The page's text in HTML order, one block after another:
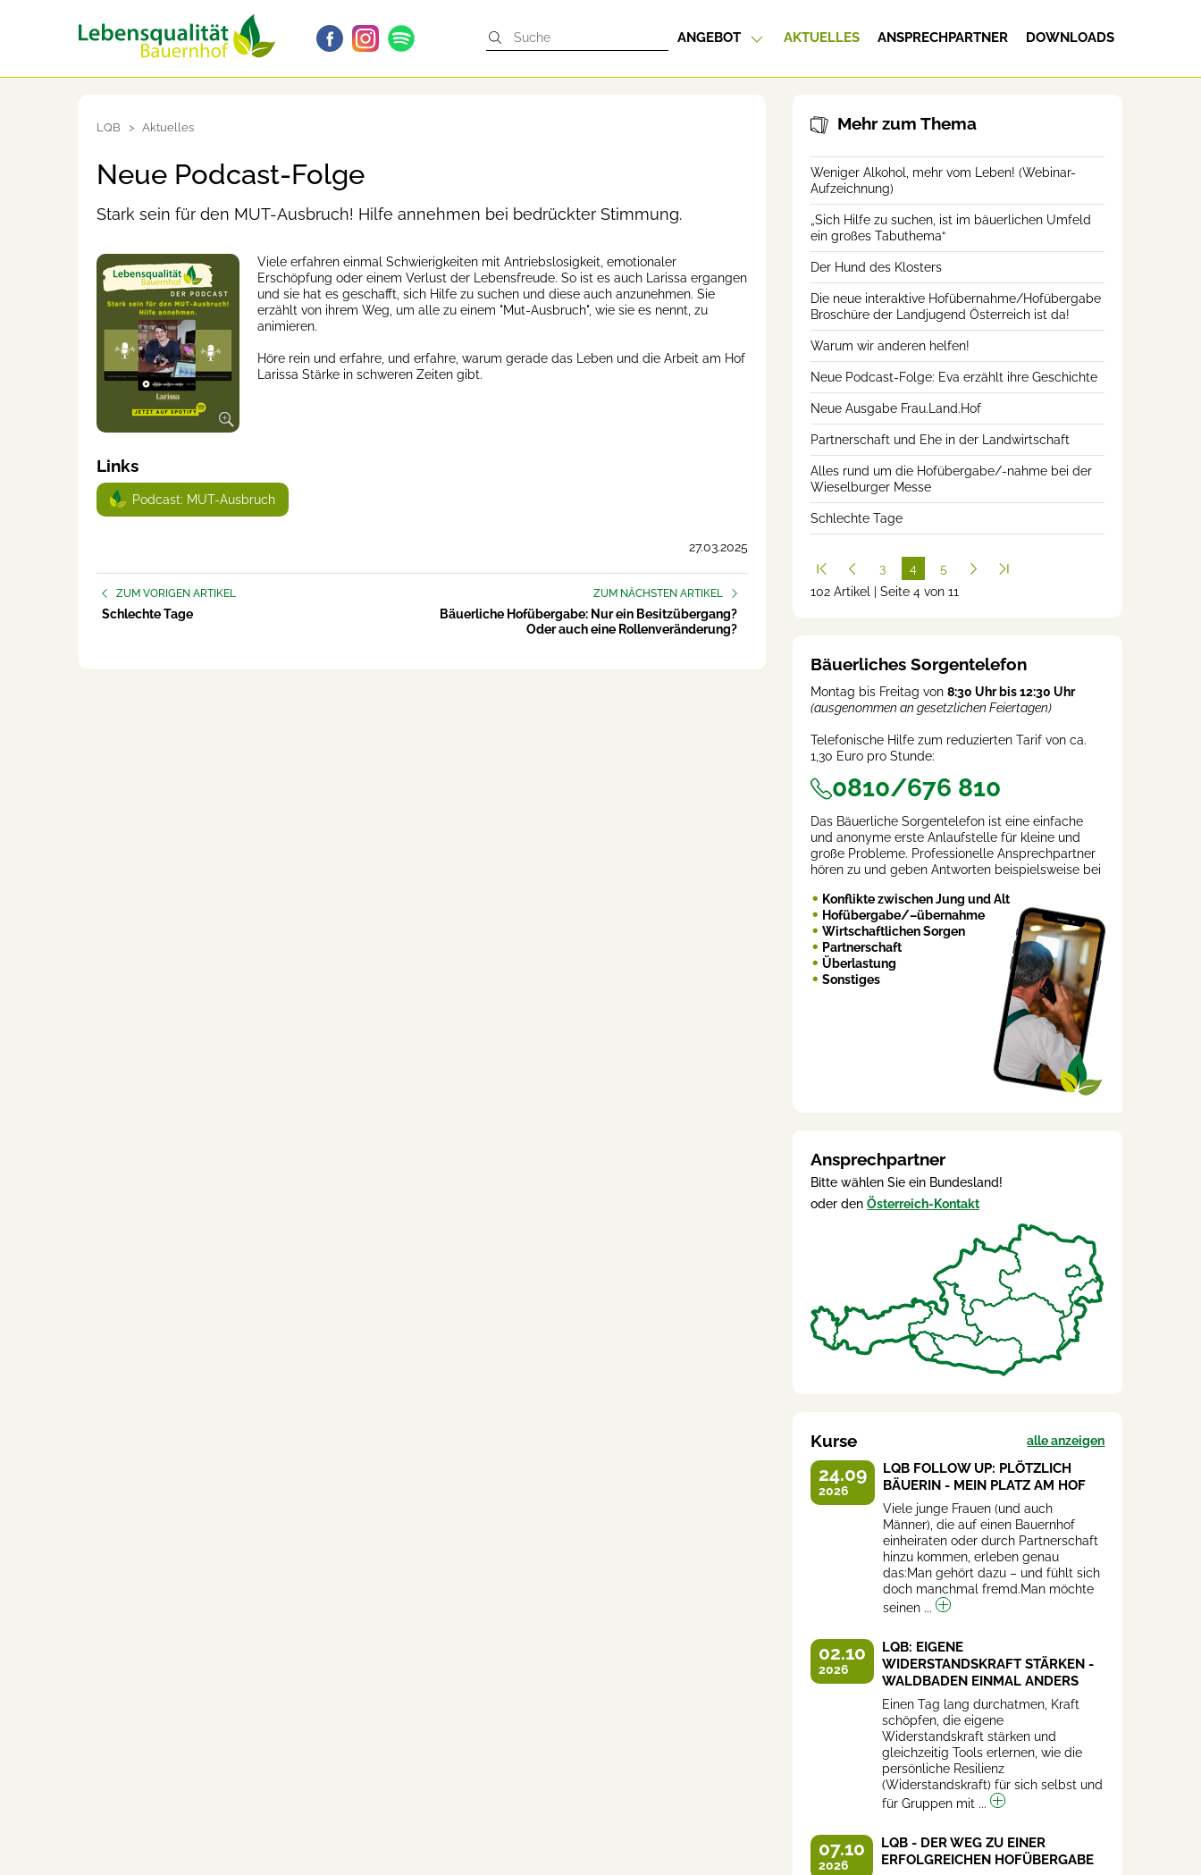
ANGEBOT AKTUELLES ANSPRECHPARTNER DOWNLOADS
LQB Aktuelles
Neue Podcast-Folge
Stark sein für den MUT-Ausbruch! Hilfe annehmen bei bedrückter Stimmung.
Viele erfahren einmal Schwierigkeiten mit Antriebslosigkeit, emotionaler
Erschöpfung oder einem Verlust der Lebensfreude. So ist es auch Larissa ergangen
und sie hat es geschafft, sich Hilfe zu suchen und diese auch anzunehmen. Sie
erzählt von ihrem Weg, um alle zu einem "Mut-Ausbruch", wie sie es nennt, zu
animieren.
Höre rein und erfahre, und erfahre, warum gerade das Leben und die Arbeit am Hof
Larissa Stärke in schweren Zeiten gibt.
Links
Podcast: MUT-Ausbruch
27.03.2025
ZUM VORIGEN ARTIKEL
Schlechte Tage
ZUM NÄCHSTEN ARTIKEL
Bäuerliche Hofübergabe: Nur ein Besitzübergang?
Oder auch eine Rollenveränderung?
Mehr zum Thema
Weniger Alkohol, mehr vom Leben! (Webinar-
Aufzeichnung)
„Sich Hilfe zu suchen, ist im bäuerlichen Umfeld
ein großes Tabuthema“
Der Hund des Klosters
Die neue interaktive Hofübernahme/Hofübergabe
Broschüre der Landjugend Österreich ist da!
Warum wir anderen helfen!
Neue Podcast-Folge: Eva erzählt ihre Geschichte
Neue Ausgabe Frau.Land.Hof
Partnerschaft und Ehe in der Landwirtschaft
Alles rund um die Hofübergabe/-nahme bei der
Wieselburger Messe
Schlechte Tage
3
4
(cur
5
102 Artikel | Seite 4 von 11
Bäuerliches Sorgentelefon
Montag bis Freitag von 8:30 Uhr bis 12:30 Uhr
(ausgenommen an gesetzlichen Feiertagen)
Telefonische Hilfe zum reduzierten Tarif von ca.
1,30 Euro pro Stunde:
0810/676 810
Das Bäuerliche Sorgentelefon ist eine einfache
und anonyme erste Anlaufstelle für kleine und
große Probleme. Professionelle Ansprechpartner
hören zu und geben Antworten beispielsweise bei
Konflikte zwischen Jung und Alt
Hofübergabe/–übernahme
Wirtschaftlichen Sorgen
Partnerschaft
Überlastung
Sonstiges
Ansprechpartner
Bitte wählen Sie ein Bundesland!
oder den Österreich-Kontakt
Kurse alle anzeigen
24.09
2026
LQB FOLLOW UP: PLÖTZLICH
BÄUERIN - MEIN PLATZ AM HOF
Viele junge Frauen (und auch
Männer), die auf einen Bauernhof
einheiraten oder durch Partnerschaft
hinzu kommen, erleben genau
das:Man gehört dazu – und fühlt sich
doch manchmal fremd.Man möchte
seinen ...
02.10
2026
LQB: EIGENE
WIDERSTANDSKRAFT STÄRKEN -
WALDBADEN EINMAL ANDERS
Einen Tag lang durchatmen, Kraft
schöpfen, die eigene
Widerstandskraft stärken und
gleichzeitig Tools erlernen, wie die
persönliche Resilienz
(Widerstandskraft) für sich selbst und
für Gruppen mit ...
07.10
2026
LQB - DER WEG ZU EINER
ERFOLGREICHEN HOFÜBERGABE